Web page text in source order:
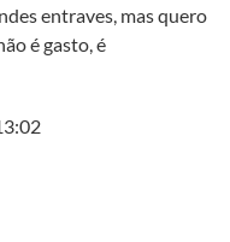
entraves, mas quero
é gasto, é